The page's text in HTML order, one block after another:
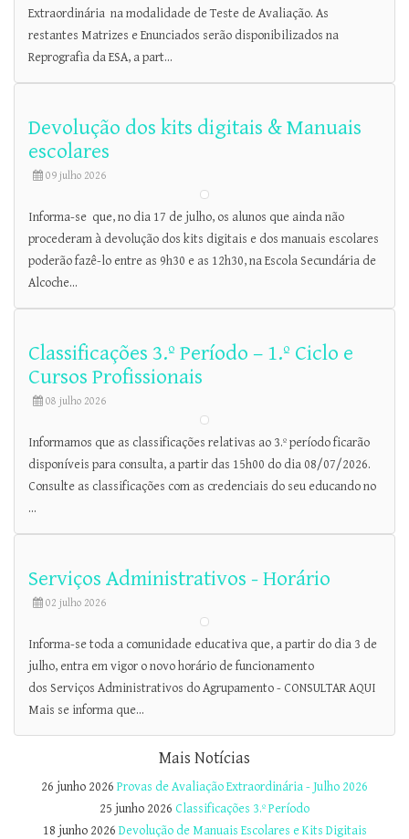
Extraordinária na modalidade de Teste de Avaliação. As
restantes Matrizes e Enunciados serão disponibilizados na
Reprografia da ESA, a part...
Devolução dos kits digitais & Manuais
escolares
09 julho 2026
I​nforma-se que, no dia 17 de julho, os alunos que ainda não
procederam à devolução dos kits digitais e dos manuais escolares
poderão fazê-lo entre as 9h30 e as 12h30, na Escola Secundária de
Alcoche...
Classificações 3.º Período – 1.º Ciclo e
Cursos Profissionais
08 julho 2026
Informamos que as classificações relativas ao 3.º período ficarão
disponíveis para consulta, a partir das 15h00 do dia 08/07/2026.
Consulte as classificações com as credenciais do seu educando no
...
Serviços Administrativos - Horário
02 julho 2026
Informa-se toda a comunidade educativa que, a partir do dia 3 de
julho, entra em vigor o novo horário de funcionamento
dos Serviços Administrativos do Agrupamento - CONSULTAR AQUI
Mais se informa que...
Mais Notícias
26 junho 2026 Provas de Avaliação Extraordinária - Julho 2026
25 junho 2026 Classificações 3.º Período
18 junho 2026 Devolução de Manuais Escolares e Kits Digitais